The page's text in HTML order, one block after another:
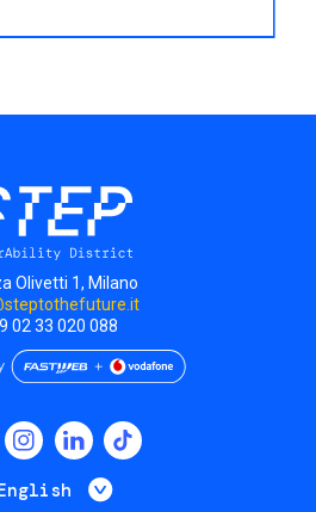
Olivetti 1, Milano
02 33 020 088
List additional